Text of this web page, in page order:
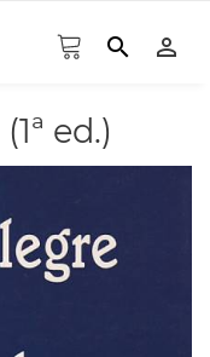
search person_outline
ed.)